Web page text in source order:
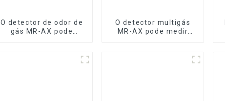
O detector de odor de
gás MR-AX pode
O detector multigás
MR-AX pode medir